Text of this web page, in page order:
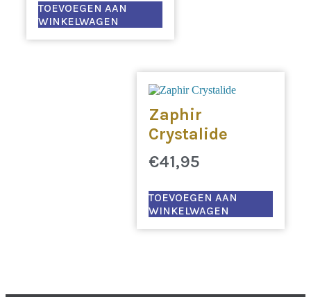
TOEVOEGEN AAN
WINKELWAGEN
Zaphir
Crystalide
€41,95
TOEVOEGEN AAN
WINKELWAGEN